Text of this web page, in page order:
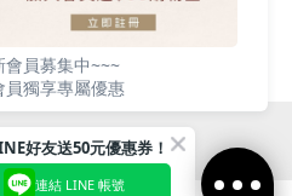
繁體中文
All RIGHTS RESERVED.
會員募集中~~~
員獨享專屬優惠
好友送50元優惠券！
連結 LINE 帳號